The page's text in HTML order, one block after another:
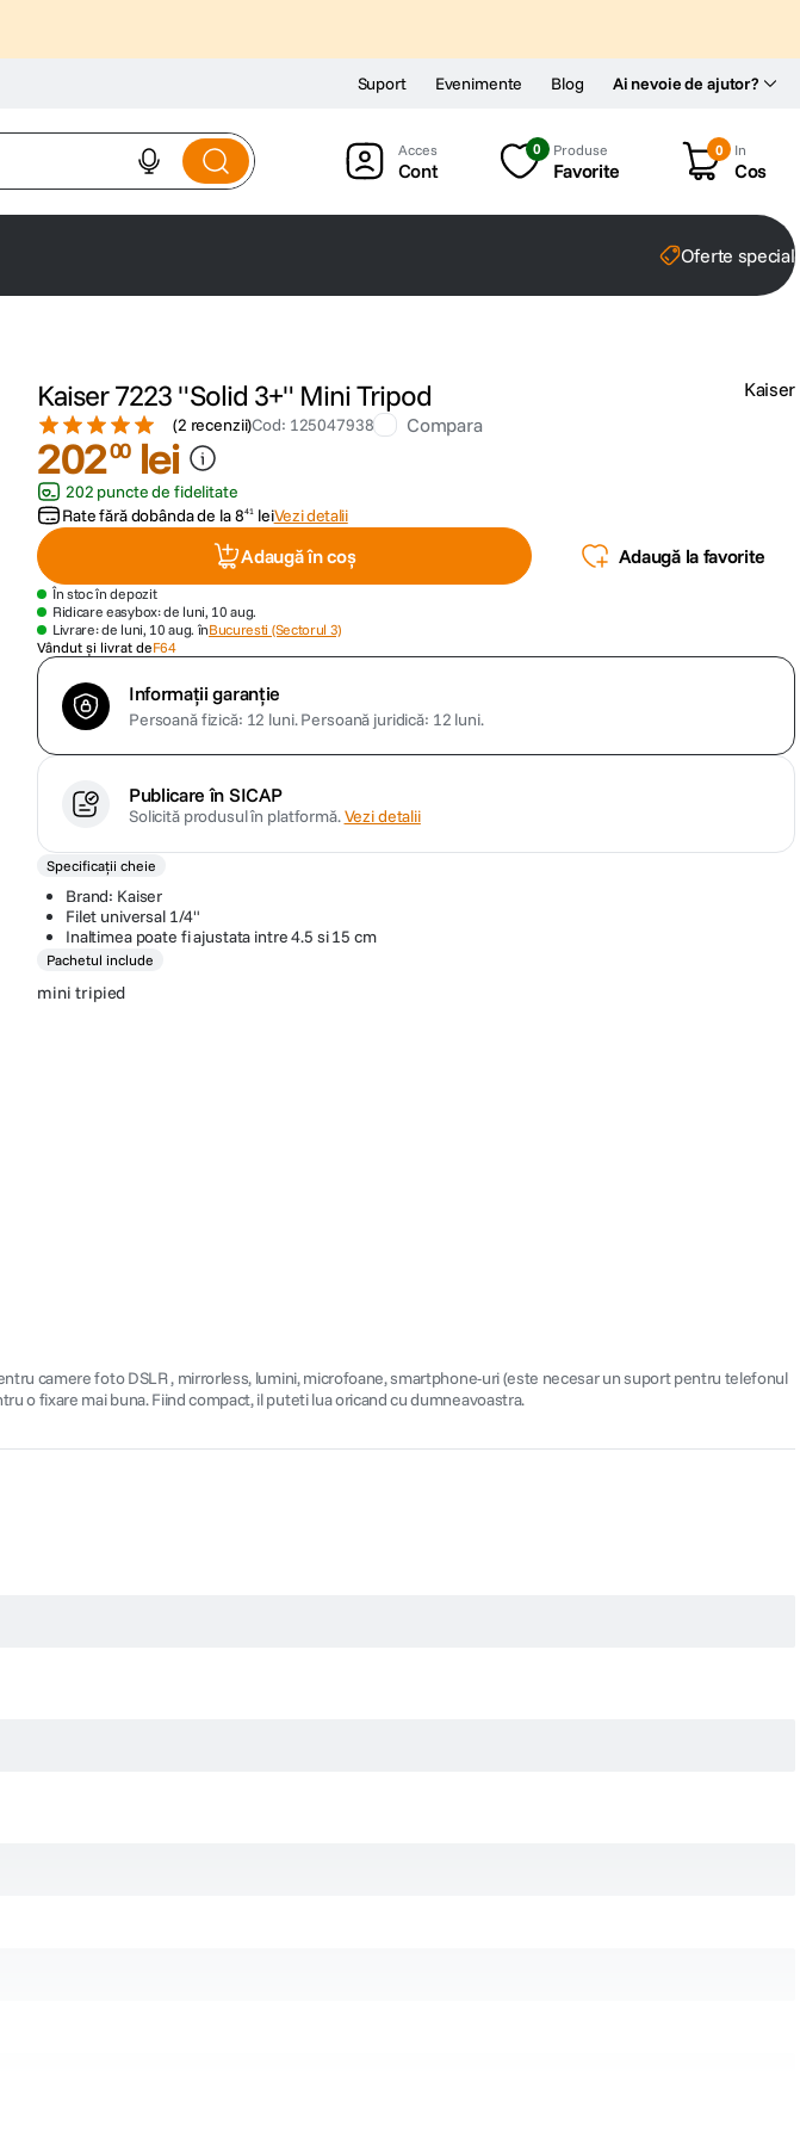
Ai nevoie de ajutor?
Suport Evenimente Blog
Cont
0 Produse
Favorite
0 In
Cos
Oferte
Kaiser 7223 "Solid 3+" Mini Tripod
(2 recenzii)Cod: 125047938 Compara
Kaiser
20200 lei
202 puncte de fidelitate
Rate fără dobânda de la841 leiVezi detalii
Adaugă în coș Adaugă la favorite
În stoc în depozit
Ridicare easybox: de luni, 10 aug.
Livrare: de luni, 10 aug. înBucuresti (Sectorul 3)
Vândut și livrat deF64
Informații garanție
Persoană fizică: 12 luni.Persoană juridică: 12 luni.
Publicare în SICAP
Solicită produsul în platformă.Vezi detalii
Specificații cheie
Brand: Kaiser
Filet universal 1/4"
Inaltimea poate fi ajustata intre 4.5 si 15 cm
Pachetul include
mini tripied
camere foto DSLR , mirrorless, lumini, microfoane, smartphone-uri (este necesar un suport pentru telefonul
o fixare mai buna. Fiind compact, il puteti lua oricand cu dumneavoastra.